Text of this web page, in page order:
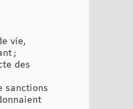
vie,
;
des
sanctions